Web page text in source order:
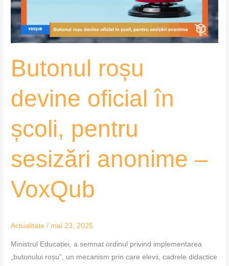
Butonul roșu
devine oficial în
școli, pentru
sesizări anonime –
VoxQub
Actualitate / mai 23, 2025
Ministrul Educației, a semnat ordinul privind implementarea
„butonului roșu”, un mecanism prin care elevii, cadrele didactice
pentru
sesizări
anonime
VoxQub